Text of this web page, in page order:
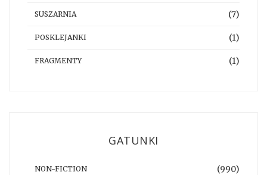
SUSZARNIA (7)
POSKLEJANKI (1)
FRAGMENTY (1)
GATUNKI
NON-FICTION (990)